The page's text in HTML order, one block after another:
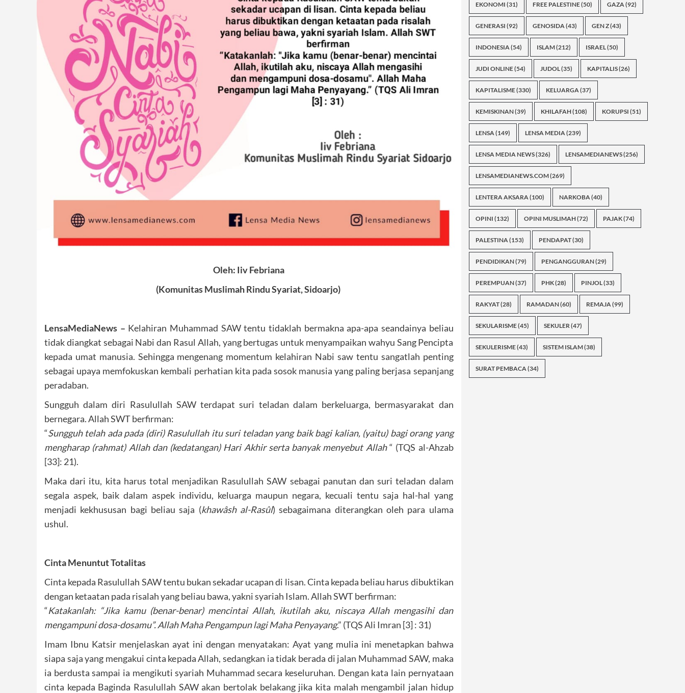
Oleh: Iiv Febriana
(Komunitas Muslimah Rindu Syariat, Sidoarjo)
LensaMediaNews – Kelahiran Muhammad SAW tentu tidaklah bermakna apa-apa seandainya beliau
tidak diangkat sebagai Nabi dan Rasul Allah, yang bertugas untuk menyampaikan wahyu Sang Pencipta
kepada umat manusia. Sehingga mengenang momentum kelahiran Nabi saw tentu sangatlah penting
sebagai upaya memfokuskan kembali perhatian kita pada sosok manusia yang paling berjasa sepanjang
peradaban.
Sungguh dalam diri Rasulullah SAW terdapat suri teladan dalam berkeluarga, bermasyarakat dan
bernegara. Allah SWT berfirman:
“Sungguh telah ada pada (diri) Rasulullah itu suri teladan yang baik bagi kalian, (yaitu) bagi orang yang
mengharap (rahmat) Allah dan (kedatangan) Hari Akhir serta banyak menyebut Allah“ (TQS al-Ahzab
[33]: 21).
Maka dari itu, kita harus total menjadikan Rasulullah SAW sebagai panutan dan suri teladan dalam
segala aspek, baik dalam aspek individu, keluarga maupun negara, kecuali tentu saja hal-hal yang
menjadi kekhususan bagi beliau saja (khawâsh al-Rasûl) sebagaimana diterangkan oleh para ulama
ushul.
Cinta Menuntut Totalitas
Cinta kepada Rasulullah SAW tentu bukan sekadar ucapan di lisan. Cinta kepada beliau harus dibuktikan
dengan ketaatan pada risalah yang beliau bawa, yakni syariah Islam. Allah SWT berfirman:
“Katakanlah: “Jika kamu (benar-benar) mencintai Allah, ikutilah aku, niscaya Allah mengasihi dan
mengampuni dosa-dosamu”. Allah Maha Pengampun lagi Maha Penyayang.” (TQS Ali Imran [3] : 31)
Imam Ibnu Katsir menjelaskan ayat ini dengan menyatakan: Ayat yang mulia ini menetapkan bahwa
siapa saja yang mengakui cinta kepada Allah, sedangkan ia tidak berada di jalan Muhammad SAW, maka
ia berdusta sampai ia mengikuti syariah Muhammad secara keseluruhan. Dengan kata lain pernyataan
cinta kepada Baginda Rasulullah SAW akan bertolak belakang jika kita malah mengambil jalan hidup
EKONOMI (31) FREE PALESTINE(50) GAZA(92)
GENERASI (92) GENOSIDA(43) GEN Z(43)
INDONESIA(54) ISLAM(212) ISRAEL(50)
JUDI ONLINE(54) JUDOL(35) KAPITALIS(26)
KAPITALISME(330) KELUARGA(37)
KEMISKINAN(39) KHILAFAH(108) KORUPSI (51)
LENSA(149) LENSA MEDIA(239)
LENSA MEDIA NEWS(326) LENSAMEDIANEWS(256)
LENSAMEDIANEWS.COM(269)
LENTERA AKSARA(100) NARKOBA(40)
OPINI (132) OPINI MUSLIMAH(72) PAJAK(74)
PALESTINA(153) PENDAPAT(30)
PENDIDIKAN(79) PENGANGGURAN(29)
PEREMPUAN(37) PHK(28) PINJOL(33)
RAKYAT(28) RAMADAN(60) REMAJA(99)
SEKULARISME(45) SEKULER(47)
SEKULERISME(43) SISTEM ISLAM(38)
SURAT PEMBACA(34)